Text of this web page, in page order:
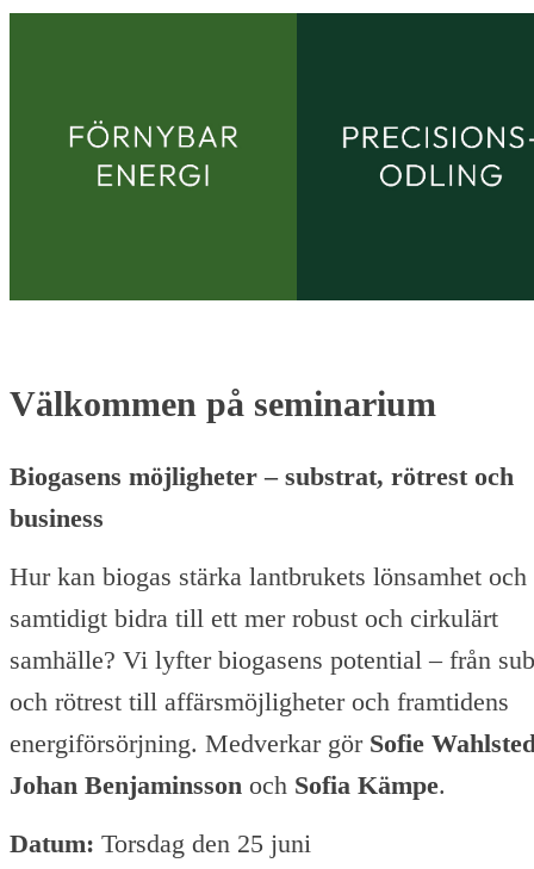
Välkommen på seminarium
Biogasens möjligheter – substrat, rötrest och
business
Hur kan biogas stärka lantbrukets lönsamhet och
samtidigt bidra till ett mer robust och cirkulärt
samhälle? Vi lyfter biogasens potential – från
och rötrest till affärsmöjligheter och framtidens
energiförsörjning. Medverkar gör Sofie
Johan Benjaminsson och Sofia Kämpe.
Datum: Torsdag den 25 juni